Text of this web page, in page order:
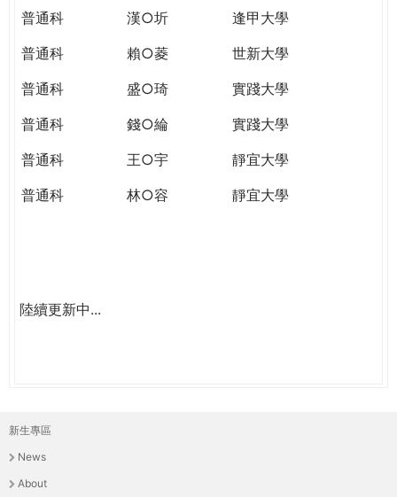
普通科
漢○圻
逢甲大學
普通科
賴○菱
世新大學
普通科
盛○琦
實踐大學
普通科
錢○綸
實踐大學
普通科
王○宇
靜宜大學
普通科
林○容 靜宜大學
陸續更新中...
主
選
新生專區
News
About